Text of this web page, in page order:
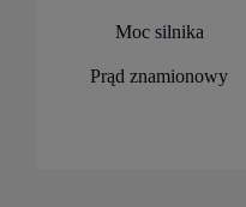
Moc silnika
Prąd znamionowy